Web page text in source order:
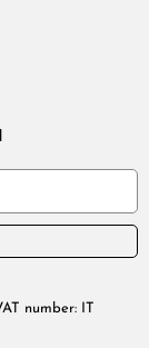
number: IT